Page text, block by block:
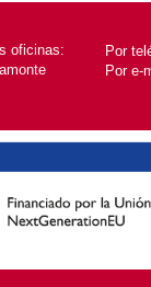
oficinas:
Por
Por e-